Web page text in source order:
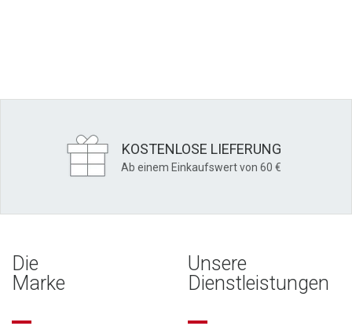
KOSTENLOSE LIEFERUNG
Ab einem Einkaufswert von 60 €
Die
Marke
Unsere
Dienstleistungen